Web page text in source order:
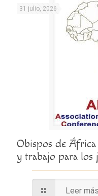
31 julio, 2026
Obispos de
y trabajo para los
Leer más